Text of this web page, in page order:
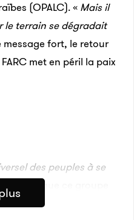
(OPALC). « Mais il
le terrain se dégradait
message fort, le retour
met en péril la paix
des peuples à se
» que ce groupe
guérilla des FARC s’est